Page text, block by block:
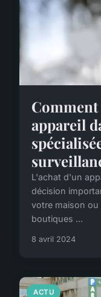
appareil
L'achat d'un
décision
votre maison ou
boutiques ...
8 avril 2024
ACTU